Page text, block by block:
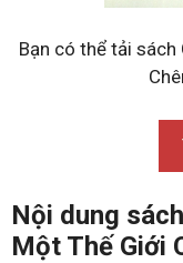
Bạn có thể tải sách
Nội dung
Một Thế Giới